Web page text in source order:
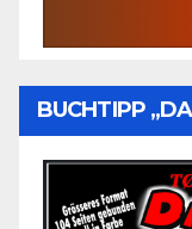
BUCHTIPP